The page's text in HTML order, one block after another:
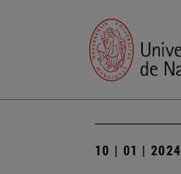
10 | 01 | 2024